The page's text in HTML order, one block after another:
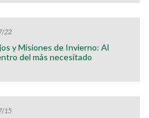
22
y Misiones de Invierno: Al
del más necesitado
15